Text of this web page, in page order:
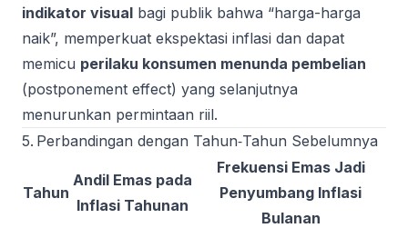
indikator visual bagi publik bahwa “harga-harga
naik”, memperkuat ekspektasi inflasi dan dapat
memicu perilaku konsumen menunda pembelian
(postponement effect) yang selanjutnya
menurunkan permintaan riil.
5. Perbandingan dengan Tahun‑Tahun Sebelumnya
Tahun
Andil Emas pada
Inflasi Tahunan
Frekuensi Emas Jadi
Penyumbang Inflasi
Bulanan